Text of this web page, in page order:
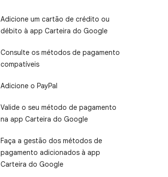
Adicione um cartão de crédito ou
débito à app Carteira do Google
Consulte os métodos de pagamento
compatíveis
Adicione o PayPal
Valide o seu método de pagamento
na app Carteira do Google
Faça a gestão dos métodos de
pagamento adicionados à app
Carteira do Google